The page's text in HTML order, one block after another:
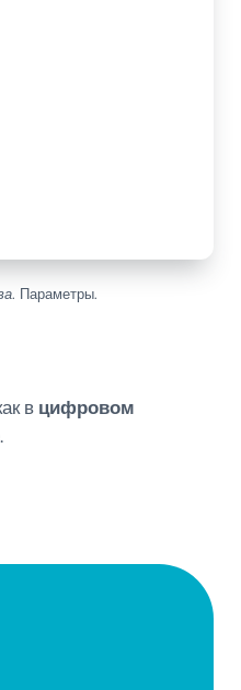
. Параметры.
в цифровом
.